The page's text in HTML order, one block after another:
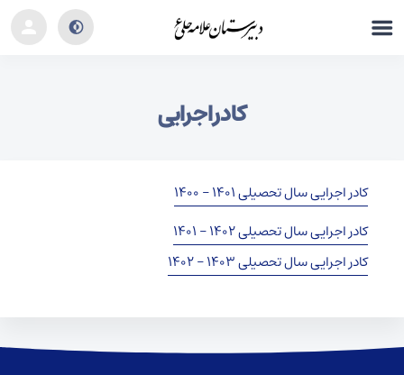
کادر اجرایی
کادر اجرایی سال تحصیلی ۱۴۰۱ – ۱۴۰۰
کادر اجرایی سال تحصیلی ۱۴۰۲ – ۱۴۰۱
کادر اجرایی سال تحصیلی ۱۴۰۳ – ۱۴۰۲